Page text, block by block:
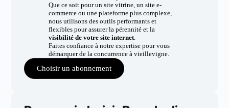
Que ce soit pour un site vitrine, un site e-
commerce ou une plateforme plus complexe,
nous utilisons des outils performants et
flexibles pour assurer la pérennité et la
visibilité de votre site internet.
Faites confiance à notre expertise pour vous
démarquer de la concurrence à vieillevigne.
Choisir un abonnement